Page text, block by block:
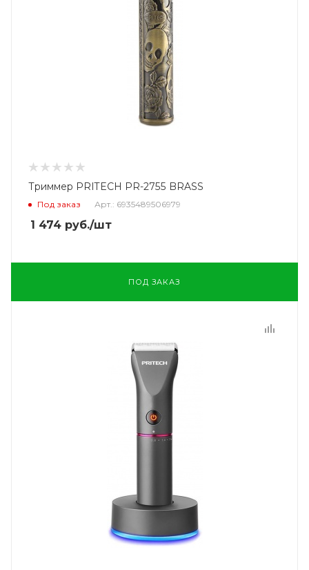
Триммер PRITECH PR-2755 BRASS
Под заказ Арт.: 6935489506979
1 474 руб./шт
ПОД ЗАКАЗ